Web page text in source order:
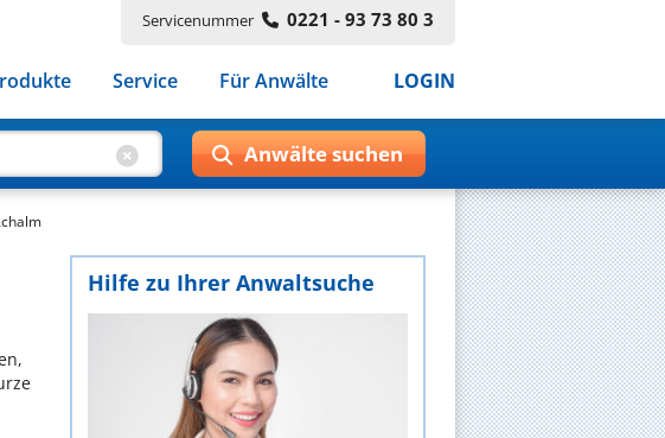
Servicenummer 0221 - 93 73 80 3
Service Für Anwälte LOGIN
Hilfe zu Ihrer Anwaltsuche